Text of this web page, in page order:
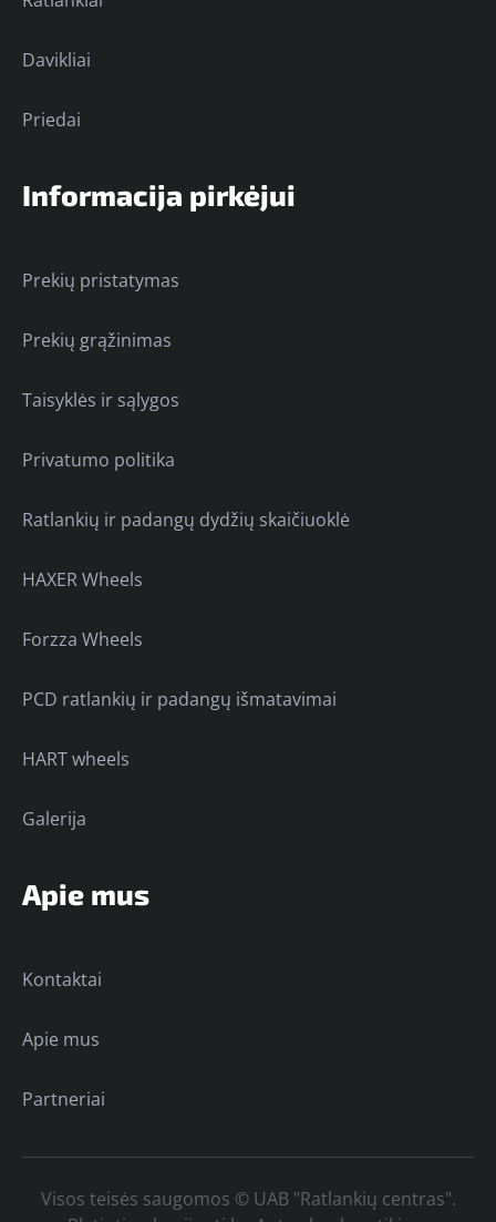
Davikliai
Priedai
Informacija pirkėjui
Prekių pristatymas
Prekių grąžinimas
Taisyklės ir sąlygos
Privatumo politika
Ratlankių ir padangų dydžių skaičiuoklė
HAXER Wheels
Forzza Wheels
PCD ratlankių ir padangų išmatavimai
HART wheels
Galerija
Apie mus
Kontaktai
Apie mus
Partneriai
Visos teisės saugomos © UAB "Ratlankių centras".